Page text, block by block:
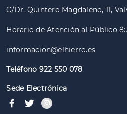
C/Dr. Quintero Magdaleno, 11,
Horario de Atención al Público
informacion@elhierro.es
Teléfono 922 550 078
Sede Electrónica